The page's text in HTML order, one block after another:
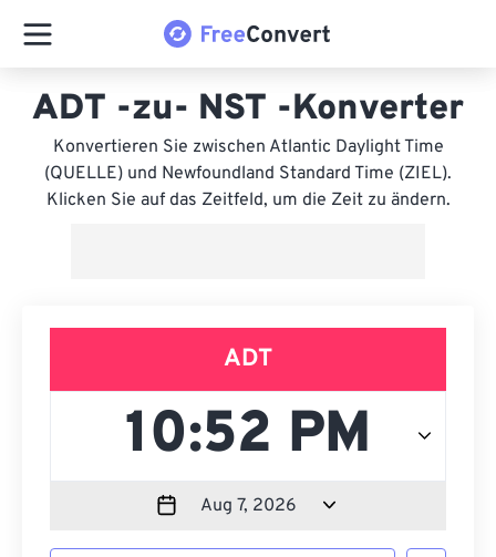
ADT -zu- NST -Konverter
Konvertieren Sie zwischen Atlantic Daylight Time
(QUELLE) und Newfoundland Standard Time (ZIEL).
Klicken Sie auf das Zeitfeld, um die Zeit zu ändern.
ADT